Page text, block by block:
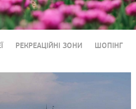
РЕКРЕАЦІЙНІ ЗОНИ ШОПІНГ